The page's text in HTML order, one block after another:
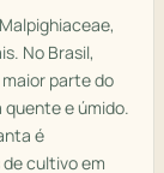
No Brasil,
parte do
e úmido.
é
cultivo em